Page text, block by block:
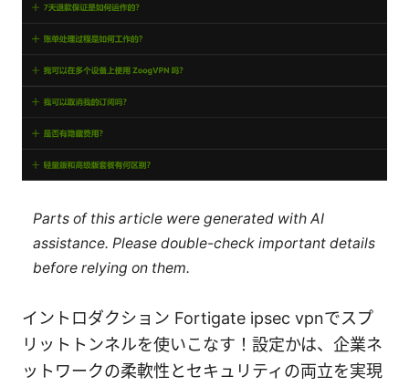
Parts of this article were generated with AI
assistance. Please double-check important details
before relying on them.
イントロダクション Fortigate ipsec vpnでスプ
リットトンネルを使いこなす！設定かは、企業ネ
ットワークの柔軟性とセキュリティの両立を実現